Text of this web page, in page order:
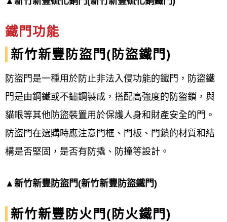
鐵門功能
新竹新豐 防盜門(防盜鐵門)
防盜門是一種用於防止非法入侵功能的鐵門，防盜鐵
門是由鋼鐵或不鏽鋼製成，搭配高強度的防盜鎖，與
貓眼等其他防盜裝置用於保護人身和財產安全的門。
防盜門在選購時應注意門框、門板、門鎖的材質和結
構是否堅固，是否有防撬、防撞等設計。
▲ 新竹新豐防盜門(新竹新豐防盜鐵門)
新竹新豐 防火門( 防火鐵門)